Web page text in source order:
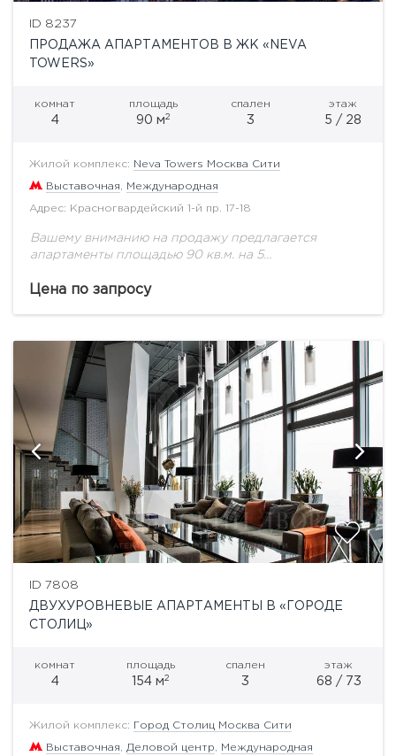
ID 8237
ПРОДАЖА АПАРТАМЕНТОВ В ЖК «NEVA
TOWERS»
комнат
4
площадь
90 м2
спален
3
этаж
5 / 28
Жилой комплекс: Neva Towers Москва Сити
Выставочная Международная
Адрес: Красногвардейский 1-й пр. 17-18
Вашему вниманию на продажу предлагается
апартаменты площадью 90 кв.м. на 5
спальня с гардеробной 20 кв.м. Ванная комната 5
Цена по запросу
ID 7808
ДВУХУРОВНЕВЫЕ АПАРТАМЕНТЫ В «ГОРОДЕ
СТОЛИЦ»
комнат
4
площадь
154 м2
спален
3
этаж
68 / 73
Жилой комплекс: Город Столиц Москва Сити
Выставочная Деловой центр Международная